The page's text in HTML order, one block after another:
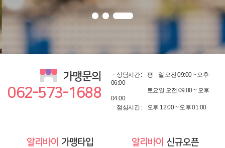
가맹문의
062-573-1688
ㆍ상담시간 : 평
일 오전 09:00 ~ 오후
06:00
토요일 오전 09:00 ~ 오후
04:00
ㆍ점심시간 :
오후 12:00 ~ 오후 01:00
알리바이 가맹타입 알리바이 신규오픈